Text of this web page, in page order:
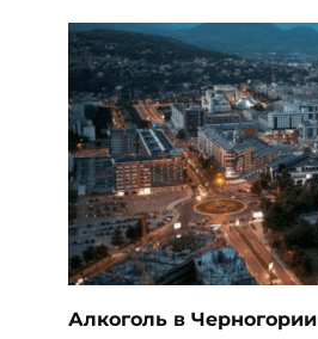
Алкоголь в Черногории